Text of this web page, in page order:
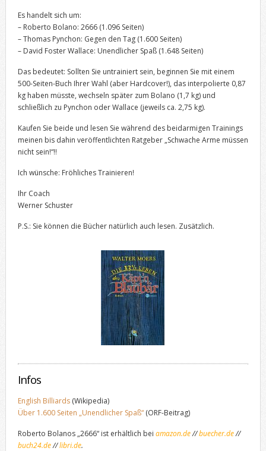
Es handelt sich um:
– Roberto Bolano: 2666 (1.096 Seiten)
– Thomas Pynchon: Gegen den Tag (1.600 Seiten)
– David Foster Wallace: Unendlicher Spaß (1.648 Seiten)
Das bedeutet: Sollten Sie untrainiert sein, beginnen Sie mit einem
500-Seiten-Buch Ihrer Wahl (aber Hardcover!), das interpolierte 0,87
kg haben müsste, wechseln später zum Bolano (1,7 kg) und
schließlich zu Pynchon oder Wallace (jeweils ca. 2,75 kg).
Kaufen Sie beide und lesen Sie während des beidarmigen Trainings
meinen bis dahin veröffentlichten Ratgeber „Schwache Arme müssen
nicht sein!“!!
Ich wünsche: Fröhliches Trainieren!
Ihr Coach
Werner Schuster
P.S.: Sie können die Bücher natürlich auch lesen. Zusätzlich.
Infos
English Billiards(Wikipedia)
Über 1.600 Seiten „Unendlicher Spaß“(ORF-Beitrag)
Roberto Bolanos „2666“ ist erhältlich bei amazon.de//buecher.de//
buch24.de//libri.de.